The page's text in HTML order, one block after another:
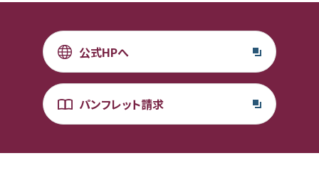
公式HPへ
パンフレット請求